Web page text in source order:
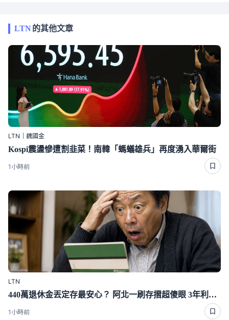
LTN的其他文章
LTN｜魏國金
Kospi震盪慘遭割韭菜！南韓「螞蟻雄兵」再度湧入華爾街
1小時前
LTN
440萬退休金丟定存最安心？ 阿北一刷存摺超傻眼 3年利息僅1千多
1小時前